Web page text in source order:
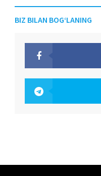
BIZ BILAN BOG‘LANING